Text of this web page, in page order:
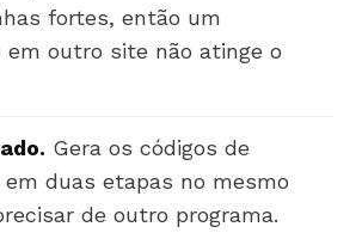
fortes, então um
em outro site não atinge o
Gera os códigos de
em duas etapas no mesmo
de outro programa.